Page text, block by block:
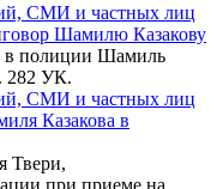
СМИ и частных лиц
Шамилю Казакову
в полиции Шамиль
282 УК.
СМИ и частных лиц
Казакова в
Твери,
при приеме на